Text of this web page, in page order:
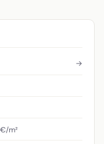
→
m²